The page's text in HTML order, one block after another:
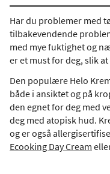
Har du problemer med
tilbakevendende
med mye fuktighet og
er et must for deg, slik
Den populære Helo
både i ansiktet og på
den egnet for deg med
deg med atopisk hud.
og er også
Ecooking Day Cream